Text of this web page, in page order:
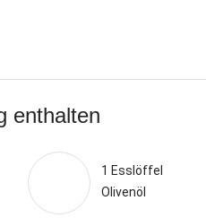
enthalten
1 Esslöffel
Olivenöl